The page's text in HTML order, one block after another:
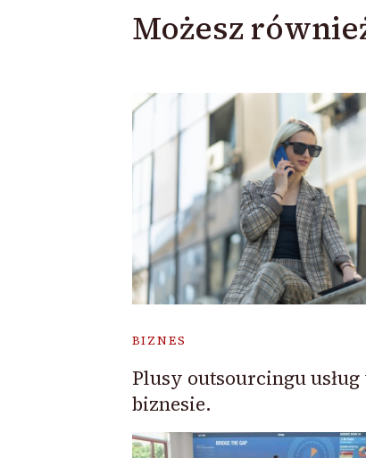
Możesz
BIZNES
Plusy outsourcingu usług
biznesie.